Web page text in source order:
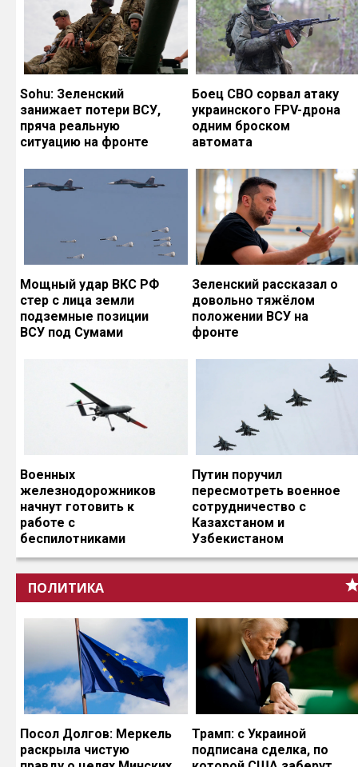
Sohu: Зеленский
занижает потери ВСУ,
пряча реальную
ситуацию на фронте
Боец СВО сорвал атаку
украинского FPV-дрона
одним броском
автомата
Мощный удар ВКС РФ
стер с лица земли
подземные позиции
ВСУ под Сумами
Зеленский рассказал о
довольно тяжёлом
положении ВСУ на
фронте
Военных
железнодорожников
начнут готовить к
работе с
беспилотниками
Путин поручил
пересмотреть военное
сотрудничество с
Казахстаном и
Узбекистаном
ПОЛИТИКА
Посол Долгов: Меркель
раскрыла чистую
Трамп: с Украиной
подписана сделка, по